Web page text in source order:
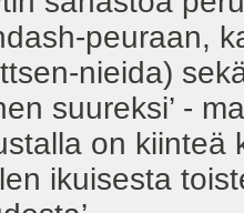
peuraan,
nieida)
suureksi’ -
on
ikuisesta